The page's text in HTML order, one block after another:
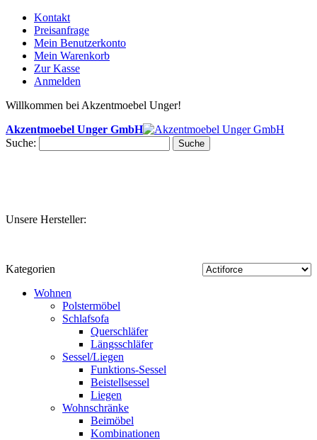
Kontakt
Preisanfrage
Mein Benutzerkonto
Mein Warenkorb
Zur Kasse
Anmelden
Willkommen bei Akzentmoebel Unger!
Akzentmoebel Unger GmbH
Suche:
Suche
Unsere Hersteller:
Kategorien
Wohnen
Polstermöbel
Schlafsofa
Querschläfer
Längsschläfer
Sessel/Liegen
Funktions-Sessel
Beistellsessel
Liegen
Wohnschränke
Beimöbel
Kombinationen